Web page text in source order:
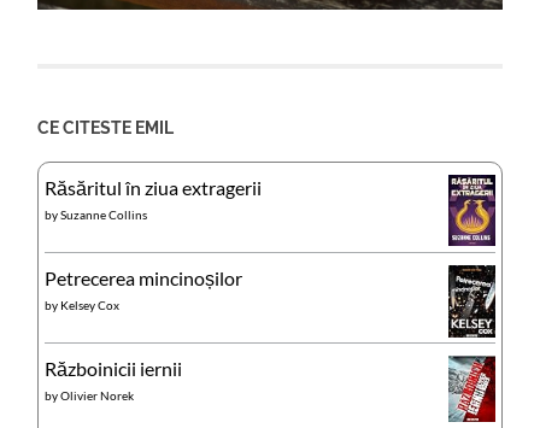
CE CITESTE EMIL
Răsăritul în ziua extragerii
bySuzanne Collins
Petrecerea mincinoșilor
by Kelsey Cox
Războinicii iernii
byOlivier Norek